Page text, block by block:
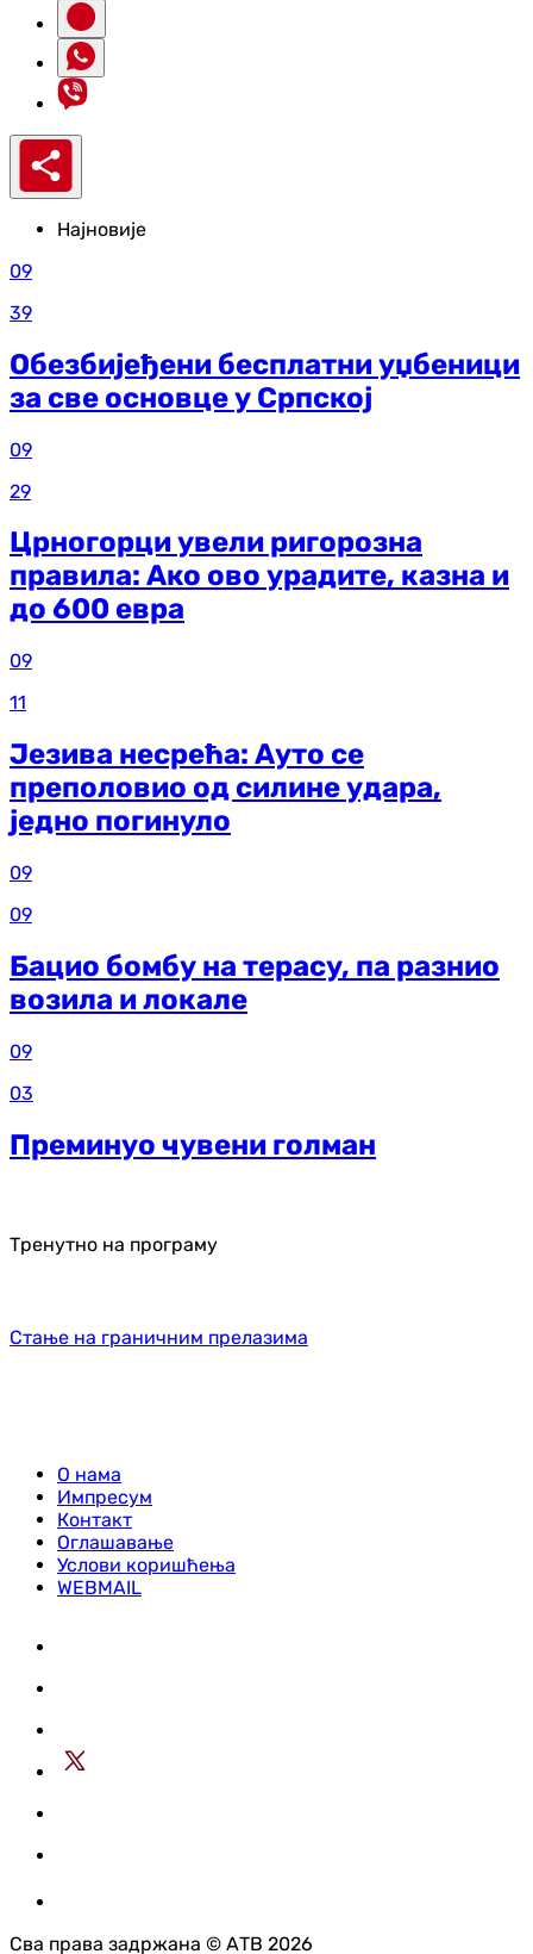
Најновије
09
39
Обезбијеђени бесплатни уџбеници
за све основце у Српској
09
29
Црногорци увели ригорозна
правила: Ако ово урадите, казна и
до 600 евра
09
11
Језива несрећа: Ауто се
преполовио од силине удара,
једно погинуло
09
09
Бацио бомбу на терасу, па разнио
возила и локале
09
03
Преминуо чувени голман
Тренутно на програму
Стање на граничним прелазима
О нама
Импресум
Контакт
Оглашавање
Услови коришћења
WEBMAIL
Сва права задржана © АТВ 2026